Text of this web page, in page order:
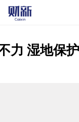
力 湿地保